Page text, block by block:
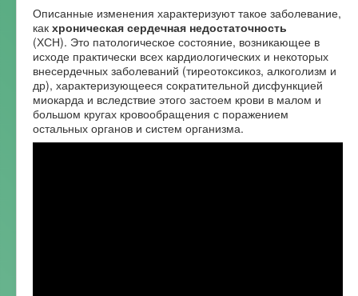
Описанные изменения характеризуют такое заболевание,
как хроническая сердечная недостаточность
(ХСН). Это патологическое состояние, возникающее в
исходе практически всех кардиологических и некоторых
внесердечных заболеваний (тиреотоксикоз, алкоголизм и
др), характеризующееся сократительной дисфункцией
миокарда и вследствие этого застоем крови в малом и
большом кругах кровообращения с поражением
остальных органов и систем организма.